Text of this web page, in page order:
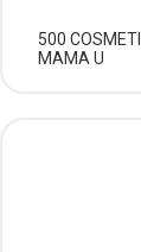
500
MAMA U